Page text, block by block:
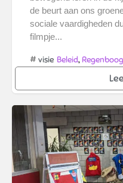
de beurt aan ons
sociale vaardigheden
filmpje...
# visie Beleid,